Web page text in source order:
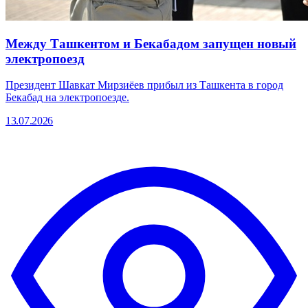
Между Ташкентом и Бекабадом запущен новый
электропоезд
Президент Шавкат Мирзиёев прибыл из Ташкента в город
Бекабад на электропоезде.
13.07.2026